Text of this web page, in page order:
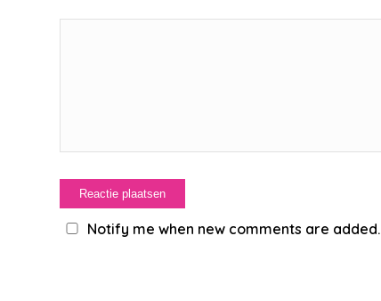
Notify me when new comments are added.